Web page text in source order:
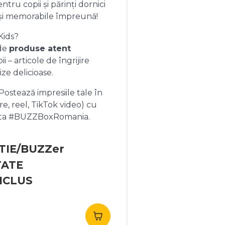
copii și părinți dornici
memorabile împreună!
produse atent
– articole de îngrijire
delicioase.
impresiile tale în
reel, TikTok video) cu
#BUZZBoxRomania.
BUZZer